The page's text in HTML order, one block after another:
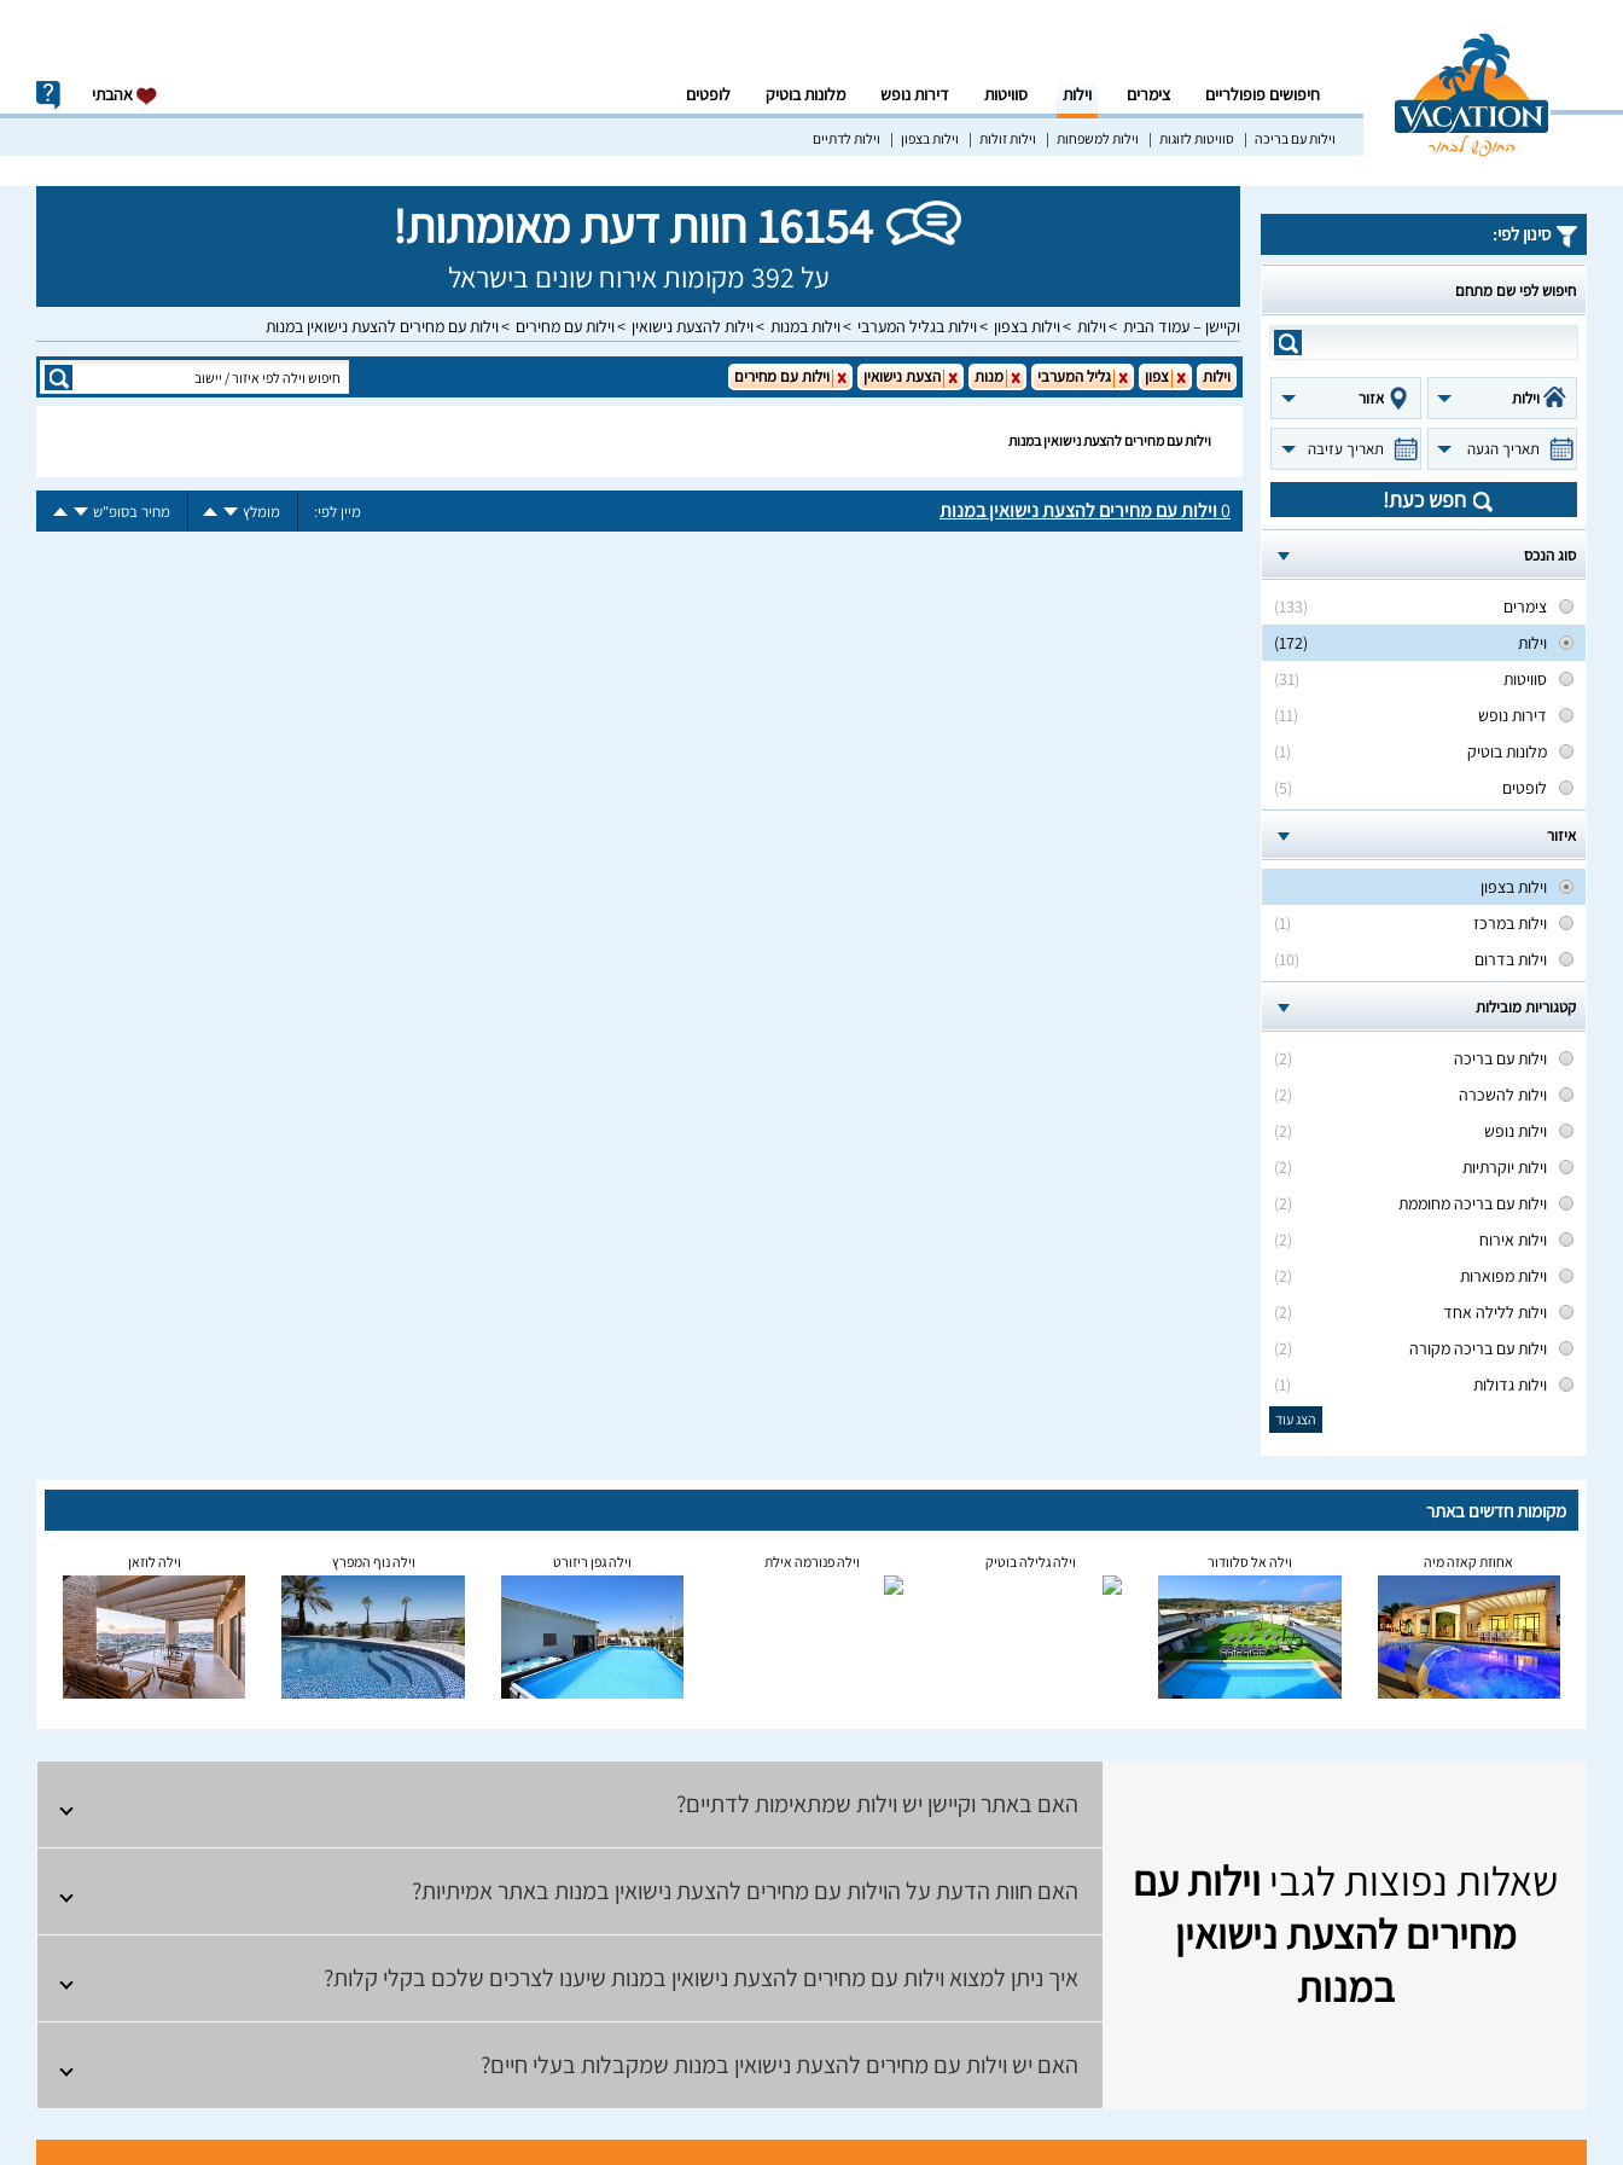
חיפושים פופולריים צימרים וילות סוויטות דירות נופש מלונות בוטיק לופטים אהבתי
וילות עם בריכה סוויטות לזוגות וילות למשפחות וילות זולות וילות בצפון וילות לדתיים
16154 חוות דעת מאומתות!
על 392 מקומות אירוח שונים בישראל
וקיישן – עמוד הבית וילות וילות בצפון וילות בגליל המערבי וילות במנות וילות להצעת נישואין וילות עם מחירים וילות עם מחירים להצעת נישואין במנות
סינון לפי:
חיפוש לפי שם מתחם
וילות אזור
תאריך הגעה תאריך עזיבה
חפש כעת!
סוג הנכס
(133)
צימרים
(172)
וילות
(31)
סוויטות
(11)
דירות נופש
(1)
מלונות בוטיק
(5)
לופטים
איזור
וילות בצפון
(1)
וילות במרכז
(10)
וילות בדרום
קטגוריות מובילות
(2)
וילות עם בריכה
(2)
וילות להשכרה
(2)
וילות נופש
(2)
וילות יוקרתיות
(2)
וילות עם בריכה מחוממת
(2)
וילות אירוח
(2)
וילות מפוארות
(2)
וילות ללילה אחד
(2)
וילות עם בריכה מקורה
(1)
וילות גדולות
הצג עוד
וילות צפון גליל המערבי מנות הצעת נישואין וילות עם מחירים
וילות עם מחירים להצעת נישואין במנות
0וילות עם מחירים להצעת נישואין במנות מיין לפי: מומלץ מחיר בסופ"ש
מקומות חדשים באתר
אחוזת קאזה מיה וילה אל סלוודור וילה גלילה בוטיק וילה פנורמה אילת וילה גפן ריזורט וילה נוף המפרץ וילה לוזאן
שאלות נפוצות לגבי וילות עם
מחירים להצעת נישואין
במנות
האם באתר וקיישן יש וילות שמתאימות לדתיים?
האם חוות הדעת על הוילות עם מחירים להצעת נישואין במנות באתר אמיתיות?
איך ניתן למצוא וילות עם מחירים להצעת נישואין במנות שיענו לצרכים שלכם בקלי קלות?
האם יש וילות עם מחירים להצעת נישואין במנות שמקבלות בעלי חיים?